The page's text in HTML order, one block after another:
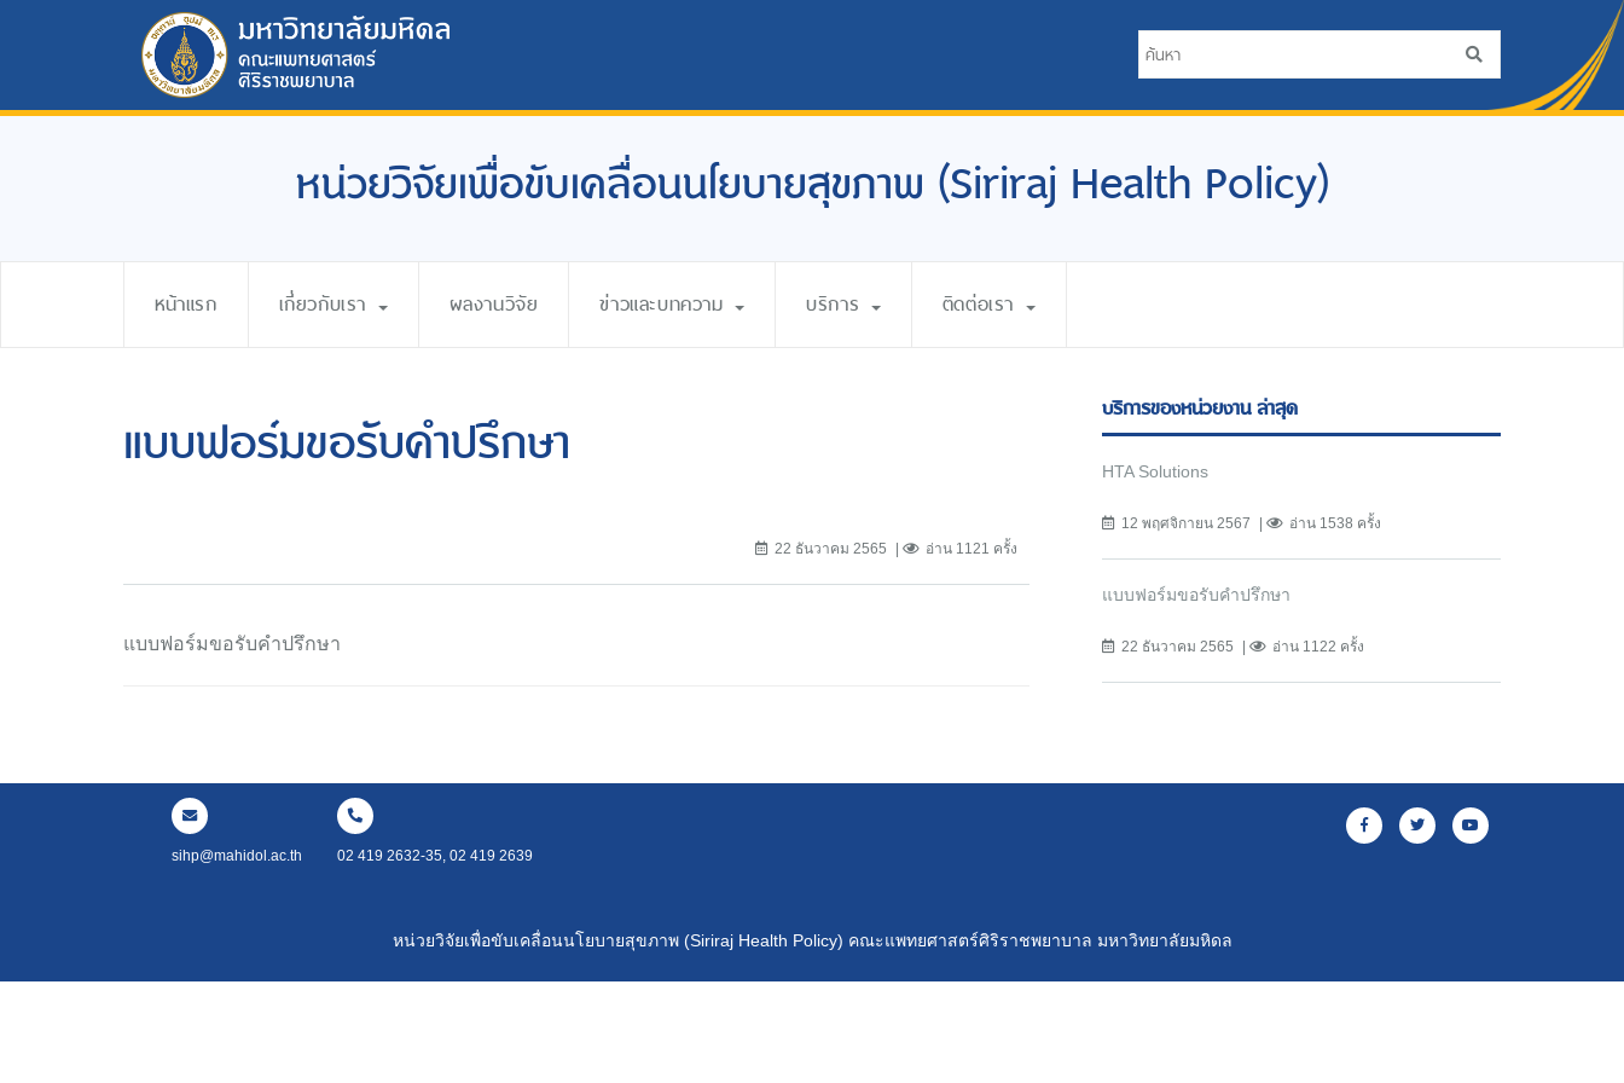
หน่วยวิจัยเพื่อขับเคลื่อนนโยบายสุขภาพ (Siriraj Health Policy)
หน้าแรก เกี่ยวกับเรา ผลงานวิจัย ข่าวและบทความ บริการ ติดต่อเรา
แบบฟอร์มขอรับคำปรึกษา
22 ธันวาคม 2565 อ่าน 1121 ครั้ง
แบบฟอร์มขอรับคำปรึกษา
บริการของหน่วยงาน ล่าสุด
HTA Solutions
12 พฤศจิกายน 2567 อ่าน 1538 ครั้ง
แบบฟอร์มขอรับคำปรึกษา
22 ธันวาคม 2565 อ่าน 1122 ครั้ง
sihp@mahidol.ac.th 02 419 2632-35, 02 419 2639
หน่วยวิจัยเพื่อขับเคลื่อนนโยบายสุขภาพ (Siriraj Health Policy) คณะแพทยศาสตร์ศิริราชพยาบาล มหาวิทยาลัยมหิดล